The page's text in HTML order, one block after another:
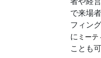
で来場
フィン
に ミーテ
ことも